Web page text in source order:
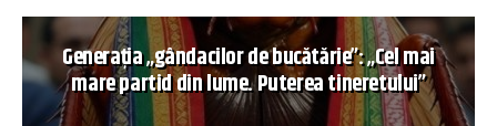
Generația „gândacilor de bucătărie”: „Cel mai
mare partid din lume. Puterea tineretului”